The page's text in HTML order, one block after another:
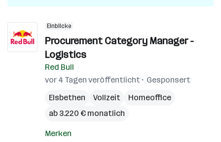
Einblicke
Procurement Category Manager -
Logistics
Red Bull
vor 4 Tagen veröffentlicht
Gesponsert
Elsbethen
Vollzeit
Homeoffice
ab 3.220 € monatlich
Merken